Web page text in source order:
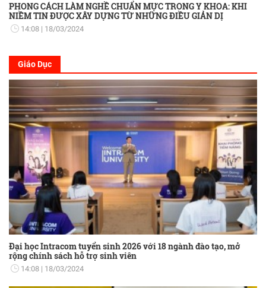
PHONG CÁCH LÀM NGHỀ CHUẨN MỰC TRONG Y KHOA: KHI
NIỀM TIN ĐƯỢC XÂY DỰNG TỪ NHỮNG ĐIỀU GIẢN DỊ
14:08 18/03/2024
Giáo Dục
Đại học Intracom tuyển sinh 2026 với 18 ngành đào tạo, mở
rộng chính sách hỗ trợ sinh viên
14:08 18/03/2024